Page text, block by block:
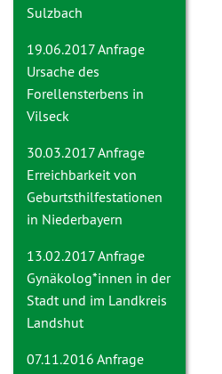
Sulzbach
19.06.2017 Anfrage
Ursache des
Forellensterbens in
Vilseck
30.03.2017 Anfrage
Erreichbarkeit von
Geburtsthilfestationen
in Niederbayern
13.02.2017 Anfrage
Gynäkolog*innen in der
Stadt und im Landkreis
Landshut
07.11.2016 Anfrage